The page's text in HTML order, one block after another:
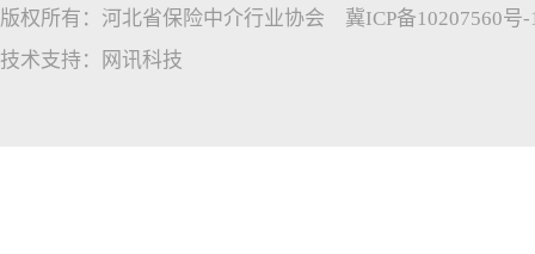
版权所有：河北省保险中介行业协会 冀ICP备10207560号-
技术支持：
网讯科技